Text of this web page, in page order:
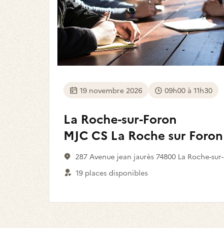
19 novembre 2026 09h00 à 11h30
La Roche-sur-Foron
MJC CS La Roche sur Foron
287 Avenue jean jaurès 74800 La Roche-sur-
19 places disponibles